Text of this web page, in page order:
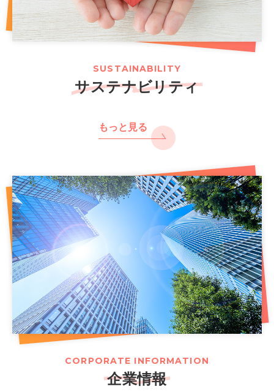
SUSTAINABILITY
サステナビリティ
もっと見る
CORPORATE INFORMATION
企業情報